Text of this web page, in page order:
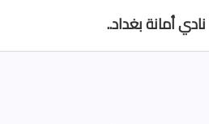
أمانة بغداد..